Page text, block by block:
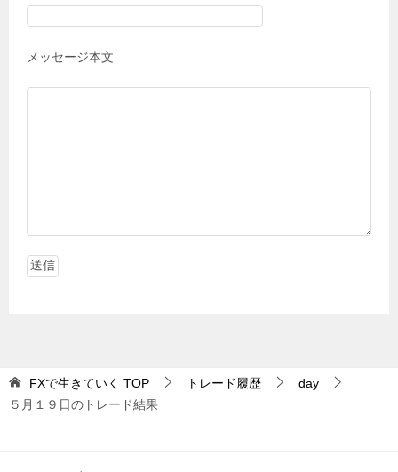
メッセージ本文
FXで生きていく TOP トレード履歴
day
５月１９日のトレード結果